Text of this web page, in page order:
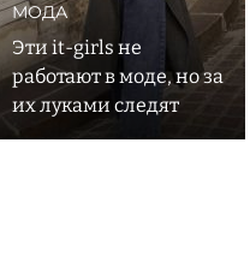
МОДА
Эти it-girls не
работают в моде, но за
их луками следят